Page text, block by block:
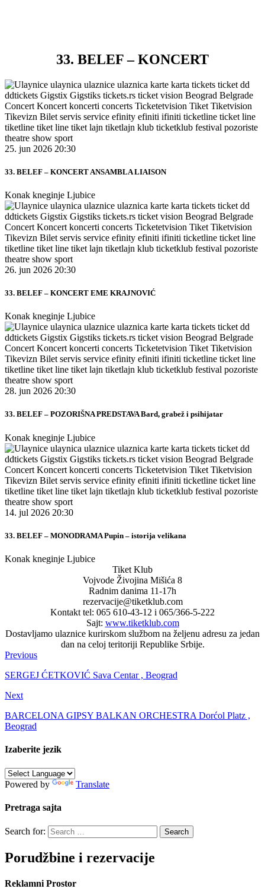
33. BELEF – KONCERT
25. jun 2026 20:30
33. BELEF – KONCERT ANSAMBLA LIAISON
Konak kneginje Ljubice
26. jun 2026 20:30
33. BELEF – KONCERT EME KRAJNOVIĆ
Konak kneginje Ljubice
28. jun 2026 20:30
33. BELEF – POZORIŠNA PREDSTAVA Bard, grabež i psihijatar
Konak kneginje Ljubice
14. jul 2026 20:30
33. BELEF – MONODRAMA Pupin – istorija velikana
Konak kneginje Ljubice
Tiket Klub
Vojvode Živojina Mišića 8
Radnim danima 11-17h
rezervacije@tiketklub.com
Kontakt tel: 065 610-43-12 i 065/366-5-222
Sajt: www.tiketklub.com
Dostavljamo ulaznice kurirskom službom na željenu adresu za jedan
dan na celoj teritoriji Republike Srbije.
Previous
SERGEJ ĆETKOVIĆ Sava Centar , Beograd
Next
BARCELONA GIPSY BALKAN ORCHESTRA Dorćol Platz ,
Beograd
Izaberite jezik
Powered by Translate
Pretraga sajta
Search for:
Porudžbine i rezervacije
Reklamni Prostor